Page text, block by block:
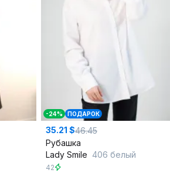
-24% ПОДАРОК
35.21 $46.45
Рубашка
Lady Smile 406 белый
42